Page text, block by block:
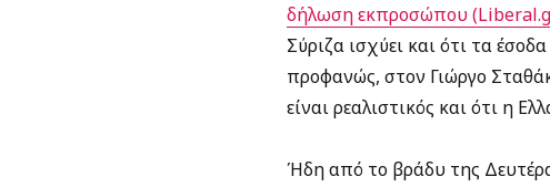
δήλωση εκπροσώπου
Σύριζα ισχύει και ότι τα
προφανώς, στον Γιώργο
είναι ρεαλιστικός και ότι η
Ήδη από το βράδυ της